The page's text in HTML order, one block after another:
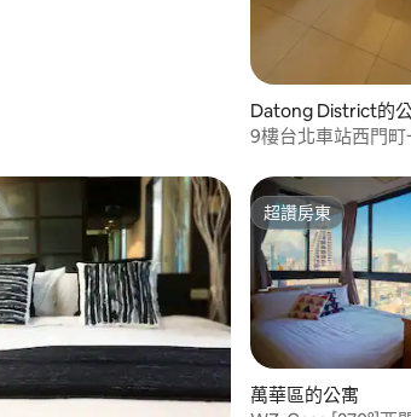
Datong District的
9樓台北車站西門町
超讚房東
超讚房東
萬華區的公寓